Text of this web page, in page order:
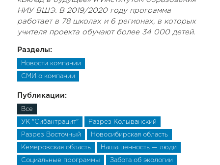
НИУ ВШЭ. В 2019/2020 году программа
работает в 78 школах и 6 регионах, в которых
учителя проекта обучают более 34 000 детей.
Разделы:
Новости компании
СМИ о компании
Публикации:
Все
УК "Сибантрацит" Разрез Колыванский
Разрез Восточный Новосибирская область
Кемеровская область Наша ценность — люди
Социальные программы Забота об экологии